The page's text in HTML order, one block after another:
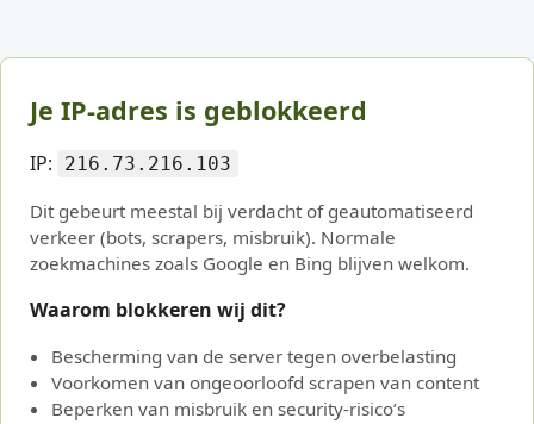
Je IP-adres is geblokkeerd
IP: 216.73.216.103
Dit gebeurt meestal bij verdacht of geautomatiseerd
verkeer (bots, scrapers, misbruik). Normale
zoekmachines zoals Google en Bing blijven welkom.
Waarom blokkeren wij dit?
Bescherming van de server tegen overbelasting
Voorkomen van ongeoorloofd scrapen van content
Beperken van misbruik en security-risico’s